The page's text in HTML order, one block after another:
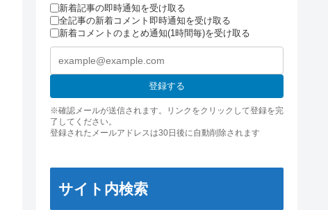
新着記事の即時通知を受け取る
全記事の新着コメント即時通知を受け取る
新着コメントのまとめ通知(1時間毎)を受け取る
登録する
※確認メールが送信されます。リンクをクリックして登録を完
了してください。
登録されたメールアドレスは30日後に自動削除されます
サイト内検索